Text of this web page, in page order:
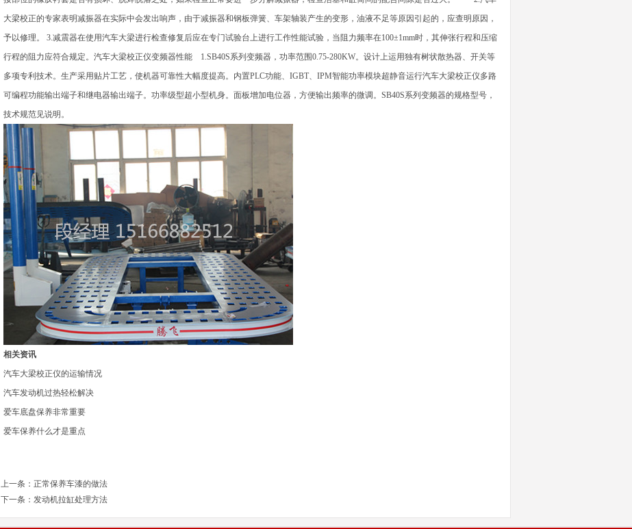
大梁校正的专家表明减振器在实际中会发出响声，由于减振器和钢板弹簧、车架轴装产生的变形，油液不足等原因引起的，应查明原因，
予以修理。 3.减震器在使用汽车大梁进行检查修复后应在专门试验台上进行工作性能试验，当阻力频率在100±1mm时，其伸张行程和压缩
行程的阻力应符合规定。汽车大梁校正仪变频器性能 1.SB40S系列变频器，功率范围0.75-280KW。设计上运用独有树状散热器、开关等
多项专利技术。生产采用贴片工艺，使机器可靠性大幅度提高。内置PLC功能、IGBT、IPM智能功率模块超静音运行汽车大梁校正仪多路
可编程功能输出端子和继电器输出端子。功率级型超小型机身。面板增加电位器，方便输出频率的微调。SB40S系列变频器的规格型号，
技术规范见说明。
相关资讯
汽车大梁校正仪的运输情况
汽车发动机过热轻松解决
爱车底盘保养非常重要
爱车保养什么才是重点
上一条： 正常保养车漆的做法
下一条： 发动机拉缸处理方法